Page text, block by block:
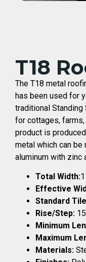
T18
The T18 metal
has been used for
traditional
for cottages,
product is
metal which can
aluminum with zinc
Total Width:
Effective
Standard
Rise/Step:
Minimum
Maximum
Materials: